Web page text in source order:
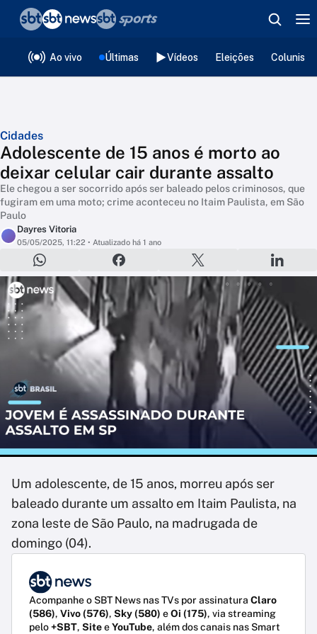
Ao vivo Últimas Vídeos Eleições
Cidades
Adolescente de 15 anos é morto ao
deixar celular cair durante assalto
Ele chegou a ser socorrido após ser baleado pelos criminosos, que
fugiram em uma moto; crime aconteceu no Itaim Paulista, em São
Paulo
Dayres Vitoria
05/05/2025, 11:22 • Atualizado há 1 ano
Um adolescente, de 15 anos, morreu após ser
baleado durante um assalto em Itaim Paulista, na
zona leste de São Paulo, na madrugada de
domingo (04).
Acompanhe o SBT News nas TVs por assinatura Claro
(586), Vivo (576), Sky (580) eOi (175), via streaming
pelo+SBT, SiteeYouTube, além dos canais nas Smart
❮voltar
Editorias